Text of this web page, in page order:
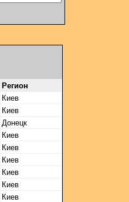
Регион
Киев
Киев
Донецк
Киев
Киев
Киев
Киев
Киев
Киев